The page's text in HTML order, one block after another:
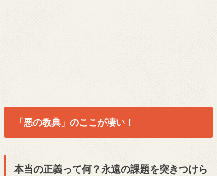
「悪の教典」のここが凄い！
本当の正義って何？永遠の課題を突きつけら